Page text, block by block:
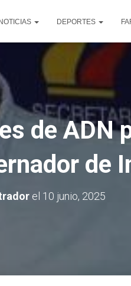
NOTICIAS DEPORTES
de ADN
de
el 10 junio, 2025